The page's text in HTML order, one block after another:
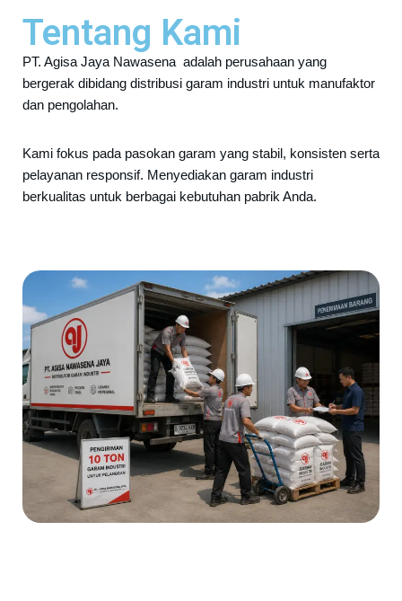
Tentang Kami
PT. Agisa Jaya Nawasena adalah perusahaan yang
bergerak dibidang distribusi garam industri untuk manufaktor
dan pengolahan.
Kami fokus pada pasokan garam yang stabil, konsisten serta
pelayanan responsif. Menyediakan garam industri
berkualitas untuk berbagai kebutuhan pabrik Anda.